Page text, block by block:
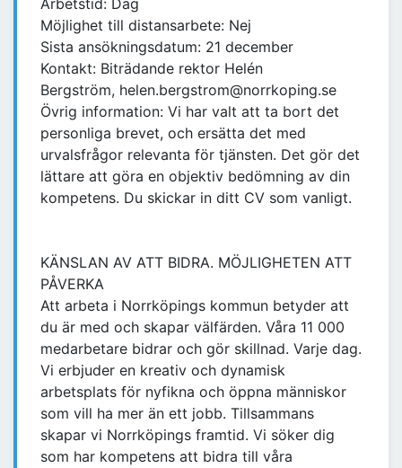
Arbetstid: Dag
Möjlighet till distansarbete: Nej
Sista ansökningsdatum: 21 december
Kontakt: Biträdande rektor Helén
Bergström, helen.bergstrom@norrkoping.se
Övrig information: Vi har valt att ta bort det
personliga brevet, och ersätta det med
urvalsfrågor relevanta för tjänsten. Det gör det
lättare att göra en objektiv bedömning av din
kompetens. Du skickar in ditt CV som vanligt.
KÄNSLAN AV ATT BIDRA. MÖJLIGHETEN ATT
PÅVERKA
Att arbeta i Norrköpings kommun betyder att
du är med och skapar välfärden. Våra 11 000
medarbetare bidrar och gör skillnad. Varje dag.
Vi erbjuder en kreativ och dynamisk
arbetsplats för nyfikna och öppna människor
som vill ha mer än ett jobb. Tillsammans
skapar vi Norrköpings framtid. Vi söker dig
som har kompetens att bidra till våra